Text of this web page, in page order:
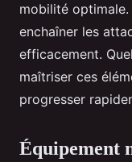
mobilité
enchaîner les
efficacement.
maîtriser ces
progresser
Équipement